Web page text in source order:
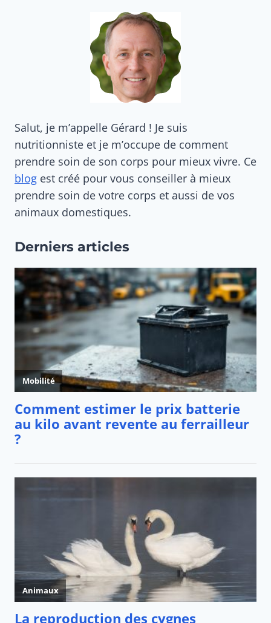
Salut, je m’appelle Gérard ! Je suis
nutritionniste et je m’occupe de comment
prendre soin de son corps pour mieux vivre. Ce
blog est créé pour vous conseiller à mieux
prendre soin de votre corps et aussi de vos
animaux domestiques.
Derniers articles